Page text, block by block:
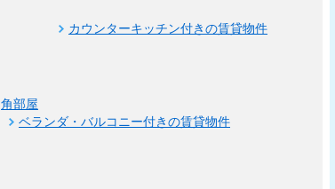
カウンターキッチン付きの賃貸物件
角部屋
ベランダ・バルコニー付きの賃貸物件